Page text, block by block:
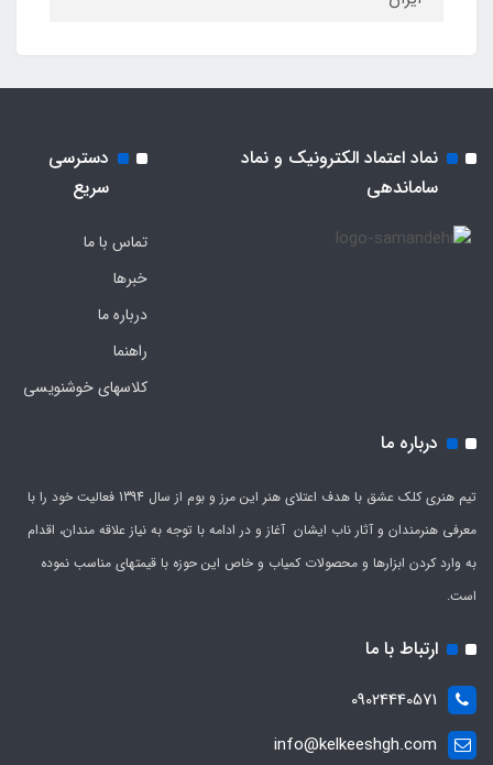
نماد اعتماد الکترونیک و نماد
ساماندهی
دسترسی
سریع
تماس با ما
خبرها
درباره ما
راهنما
کلاسهای خوشنویسی
درباره ما
تیم هنری کلک عشق با هدف اعتلای هنر این مرز و بوم از سال 1394 فعالیت خود را با
معرفی هنرمندان و آثار ناب ایشان آغاز و در ادامه با توجه به نیاز علاقه مندان، اقدام
به وارد کردن ابزارها و محصولات کمیاب و خاص این حوزه با قیمتهای مناسب نموده
است.
ارتباط با ما
09024440571
info@kelkeeshgh.com